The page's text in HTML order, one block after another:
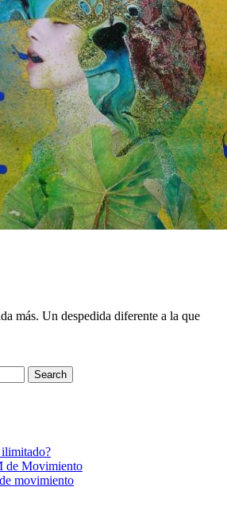
más. Un despedida diferente a la que
Search
de Movimiento
movimiento